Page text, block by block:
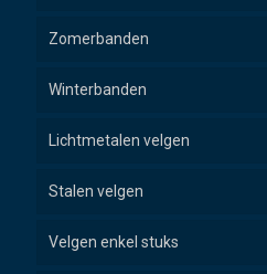
Zomerbanden
Winterbanden
Lichtmetalen velgen
Stalen velgen
Velgen enkel stuks